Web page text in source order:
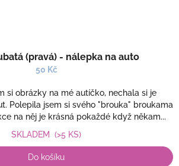
(pravá) - nálepka na auto
50 Kč
si obrázky na mé autíčko, nechala si je
Polepila jsem si svého "brouka" broukama
na něj je krásná pokaždé když někam...
SKLADEM (>5 KS)
Do košíku